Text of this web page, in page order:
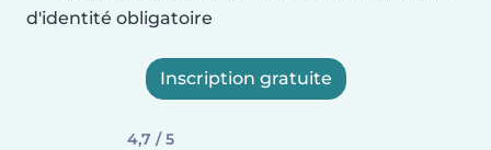
d'identité obligatoire
Inscription gratuite
4,7 / 5